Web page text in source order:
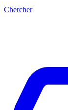
Chercher